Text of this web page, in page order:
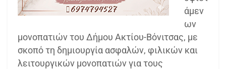
άμεν
ων
μονοπατιών του Δήμου Ακτίου-Βόνιτσας, με
σκοπό τη δημιουργία ασφαλών, φιλικών και
λειτουργικών μονοπατιών για τους